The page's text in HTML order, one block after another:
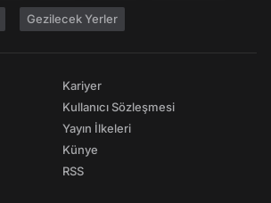
Gezilecek Yerler
Kariyer
Kullanıcı Sözleşmesi
Yayın İlkeleri
Künye
RSS